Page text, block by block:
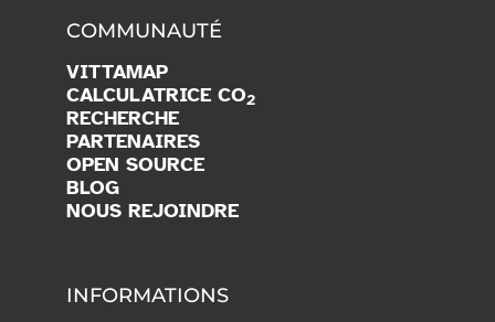
COMMUNAUTÉ
VITTAMAP
CALCULATRICE CO2
RECHERCHE
PARTENAIRES
OPEN SOURCE
BLOG
NOUS REJOINDRE
INFORMATIONS